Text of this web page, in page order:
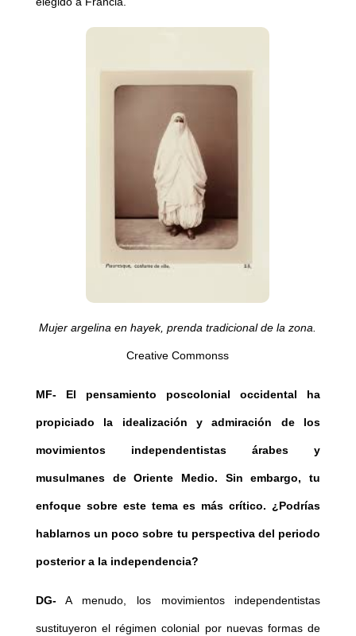
Mujer argelina en hayek, prenda tradicional de la zona.
Creative Commonss
MF- El pensamiento poscolonial occidental ha
propiciado la idealización y admiración de los
movimientos independentistas árabes y
musulmanes de Oriente Medio. Sin embargo, tu
enfoque sobre este tema es más crítico. ¿Podrías
hablarnos un poco sobre tu perspectiva del periodo
posterior a la independencia?
DG-A menudo, los movimientos independentistas
sustituyeron el régimen colonial por nuevas formas de